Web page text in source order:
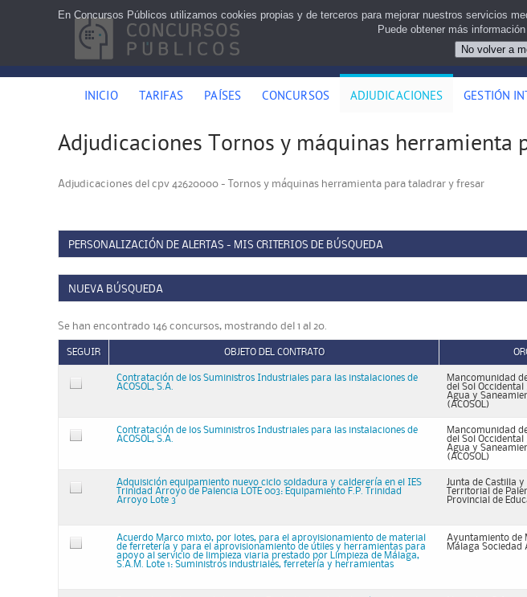
INICIO TARIFAS PAÍSES CONCURSOS ADJUDICACIONES GESTIÓN
Adjudicaciones Tornos y máquinas herramienta
Adjudicaciones del cpv 42620000 - Tornos y máquinas herramienta para taladrar y fresar
PERSONALIZACIÓN DE ALERTAS - MIS CRITERIOS DE BÚSQUEDA
NUEVA BÚSQUEDA
Se han encontrado 146 concursos, mostrando del 1 al 20.
SEGUIR OBJETO DEL CONTRATO
Contratación de los Suministros Industriales para las instalaciones de
ACOSOL, S.A.
Mancomunidad
del Sol
Agua y
(ACOSOL)
Contratación de los Suministros Industriales para las instalaciones de
ACOSOL, S.A.
Mancomunidad
del Sol
Agua y
(ACOSOL)
Adquisición equipamiento nuevo ciclo soldadura y calderería en el IES
Trinidad Arroyo de Palencia LOTE 003: Equipamiento F.P. Trinidad
Arroyo Lote 3
Junta de Castilla
Territorial de
Provincial de
Acuerdo Marco mixto, por lotes, para el aprovisionamiento de material
de ferretería y para el aprovisionamiento de útiles y herramientas para
apoyo al servicio de limpieza viaria prestado por Limpieza de Málaga,
S.A.M. Lote 1: Suministros industriales, ferretería y herramientas
Ayuntamiento de
Málaga Sociedad
En Concursos Públicos utilizamos cookies propias y de terceros para mejorar nuestros servicios
Puede obtener más